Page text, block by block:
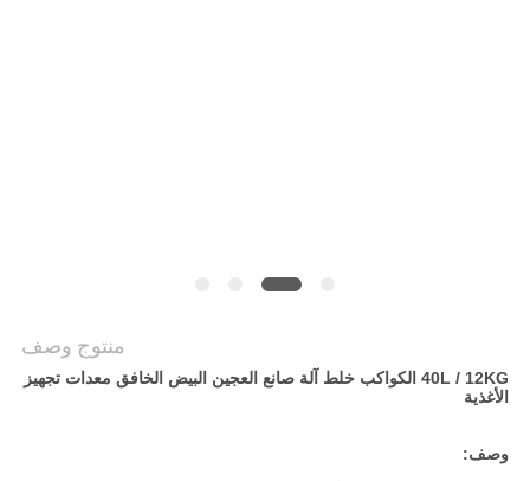
منتوج وصف
40L / 12KG الكواكب خلط آلة صانع العجين البيض الخافق معدات تجهيز
الأغذية
وصف: